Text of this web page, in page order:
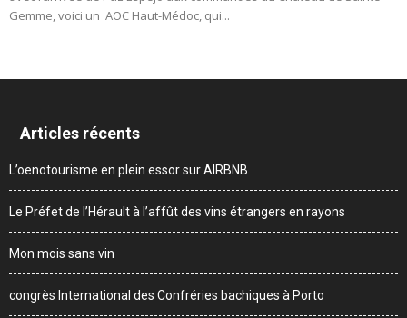
Gemme, voici un AOC Haut-Médoc, qui...
Articles récents
L’oenotourisme en plein essor sur AIRBNB
Le Préfet de l’Hérault à l’affût des vins étrangers en rayons
Mon mois sans vin
congrès International des Confréries bachiques à Porto